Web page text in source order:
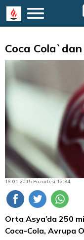
Coca
19.01.2015 Pazartesi 12:34
Orta Asya’da 250
Coca-Cola, Avrupa